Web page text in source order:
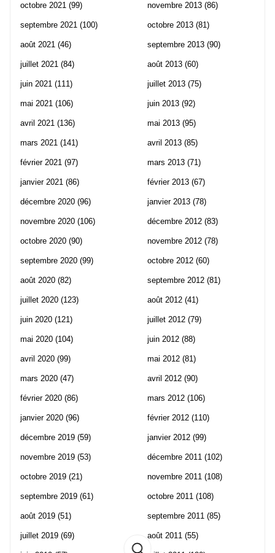
octobre 2021 (99)
septembre 2021 (100)
août 2021 (46)
juillet 2021 (84)
juin 2021 (111)
mai 2021 (106)
avril 2021 (136)
mars 2021 (141)
février 2021 (97)
janvier 2021 (86)
décembre 2020 (96)
novembre 2020 (106)
octobre 2020 (90)
septembre 2020 (99)
août 2020 (82)
juillet 2020 (123)
juin 2020 (121)
mai 2020 (104)
avril 2020 (99)
mars 2020 (47)
février 2020 (86)
janvier 2020 (96)
décembre 2019 (59)
novembre 2019 (53)
octobre 2019 (21)
septembre 2019 (61)
août 2019 (51)
juillet 2019 (69)
novembre 2013 (86)
octobre 2013 (81)
septembre 2013 (90)
août 2013 (60)
juillet 2013 (75)
juin 2013 (92)
mai 2013 (95)
avril 2013 (85)
mars 2013 (71)
février 2013 (67)
janvier 2013 (78)
décembre 2012 (83)
novembre 2012 (78)
octobre 2012 (60)
septembre 2012 (81)
août 2012 (41)
juillet 2012 (79)
juin 2012 (88)
mai 2012 (81)
avril 2012 (90)
mars 2012 (106)
février 2012 (110)
janvier 2012 (99)
décembre 2011 (102)
novembre 2011 (108)
octobre 2011 (108)
septembre 2011 (85)
août 2011 (55)